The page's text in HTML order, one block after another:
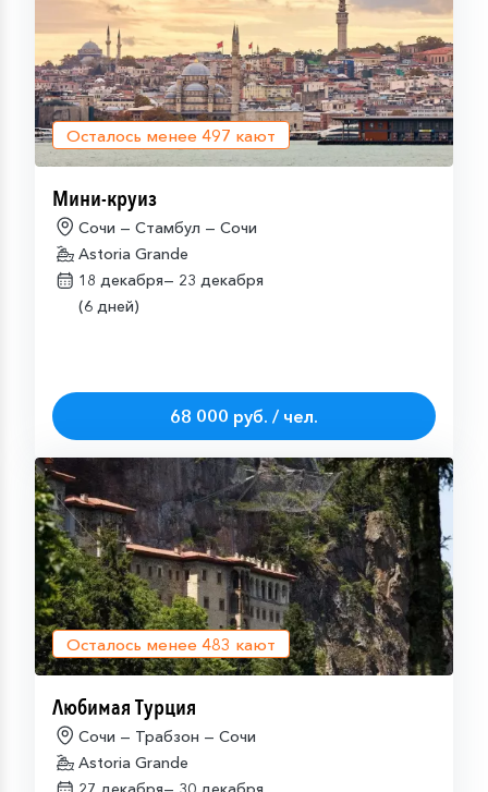
Осталось менее 497 кают
Мини-круиз
Сочи — Стамбул — Сочи
Astoria Grande
18 декабря— 23 декабря
(6 дней)
68 000 руб. / чел.
Осталось менее 483 кают
Любимая Турция
Сочи — Трабзон — Сочи
Astoria Grande